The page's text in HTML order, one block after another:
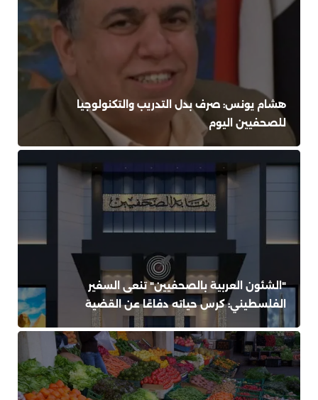
هشام يونس: صرف بدل التدريب والتكنولوجيا
للصحفيين اليوم
"الشئون العربية بالصحفيين" تنعى السفير
الفلسطيني: كرس حياته دفاعًا عن القضية